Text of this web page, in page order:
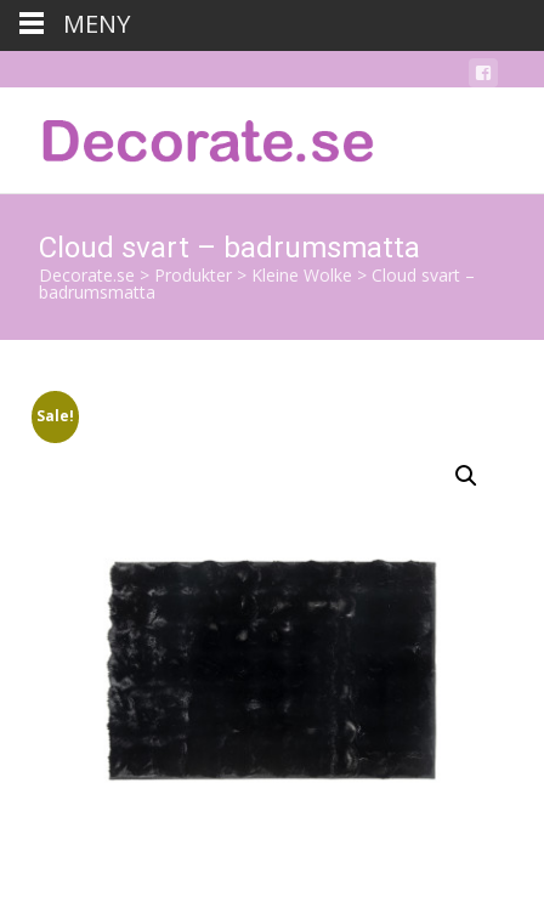
Cloud svart – badrumsmatta
Decorate.se > Produkter > Kleine Wolke > Cloud svart –
badrumsmatta
Sale!
MENY